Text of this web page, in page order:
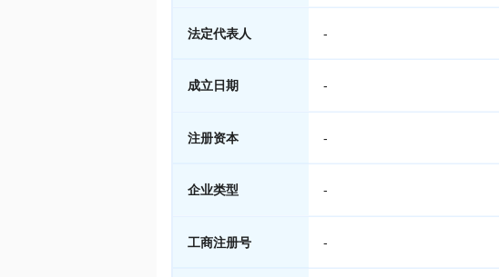
法定代表人 -
成立日期 -
注册资本 -
企业类型 -
工商注册号 -